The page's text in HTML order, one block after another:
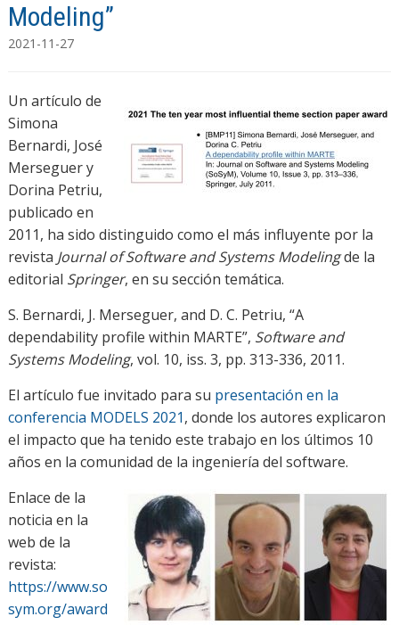
Modeling”
2021-11-27
Un artículo de
Simona
Bernardi, José
Merseguer y
Dorina Petriu,
publicado en
2011, ha sido distinguido como el más influyente por la
revista Journal of Software and Systems Modelingde la
editorial Springer, en su sección temática.
S. Bernardi, J. Merseguer, and D. C. Petriu, “A
dependability profile within MARTE”, Software and
Systems Modeling, vol. 10, iss. 3, pp. 313-336, 2011.
El artículo fue invitado para su presentación en la
conferencia MODELS 2021, donde los autores explicaron
el impacto que ha tenido este trabajo en los últimos 10
años en la comunidad de la ingeniería del software.
Enlace de la
noticia en la
web de la
revista:
https://www.so
sym.org/award